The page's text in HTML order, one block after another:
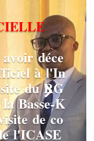
IELLE
i r déce
ficiel à l'In
site du RG
la Basse-K
isite de co
e l'ICASE